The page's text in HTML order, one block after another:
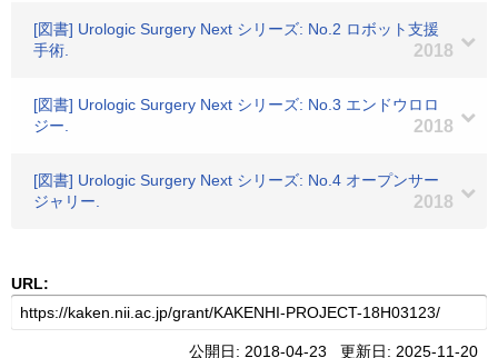
[図書] Urologic Surgery Next シリーズ: No.2 ロボット支援
手術.
2018
[図書] Urologic Surgery Next シリーズ: No.3 エンドウロロ
ジー.
2018
[図書] Urologic Surgery Next シリーズ: No.4 オープンサー
ジャリー.
2018
URL:
公開日: 2018-04-23 更新日: 2025-11-20